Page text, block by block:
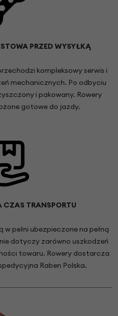
PRZED WYSYŁKĄ
kompleksowy serwis i
mechanicznych. Po odbyciu
i pakowany. Rowery
gotowe do jazdy.
CZAS TRANSPORTU
w pełni ubezpieczone na pełną
dotyczy zarówno uszkodzeń
towaru. Rowery dostarcza
Raben Polska.